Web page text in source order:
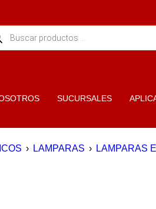
SUCURSALES
› LAMPARAS › LAMPARAS